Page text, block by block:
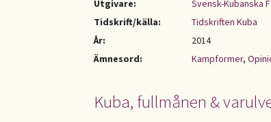
Utgivare:
Svensk-Kubanska
Tidskrift/källa:
Tidskriften Kuba
År:
2014
Ämnesord:
Kampformer,
Kuba, fullmånen &